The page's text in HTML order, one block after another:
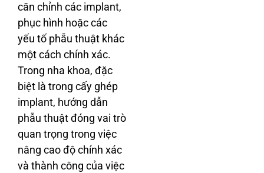
căn chỉnh các implant,
phục hình hoặc các
yếu tố phẫu thuật khác
một cách chính xác.
Trong nha khoa, đặc
biệt là trong cấy ghép
implant, hướng dẫn
phẫu thuật đóng vai trò
quan trọng trong việc
nâng cao độ chính xác
và thành công của việc